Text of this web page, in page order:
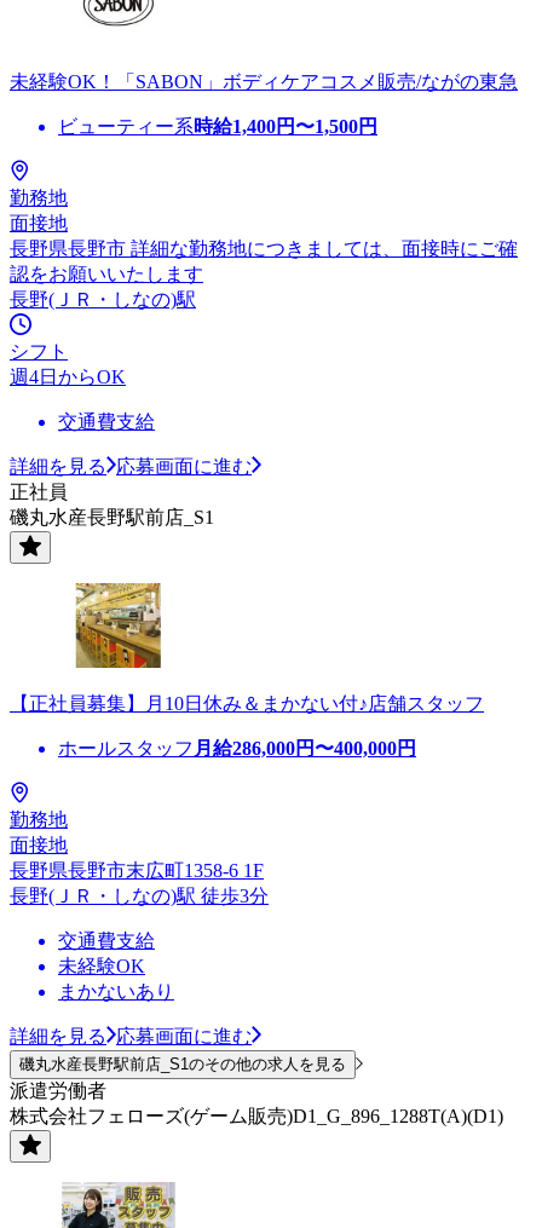
未経験OK！「SABON」ボディケアコスメ販売/ながの東急
ビューティー系時給1,400円〜1,500円
勤務地
面接地
長野県長野市 詳細な勤務地につきましては、面接時にご確
認をお願いいたします
長野(ＪＲ・しなの)駅
シフト
週4日からOK
交通費支給
詳細を見る
応募画面に進む
正社員
磯丸水産長野駅前店_S1
【正社員募集】月10日休み＆まかない付♪店舗スタッフ
ホールスタッフ 月給286,000円〜400,000円
勤務地
面接地
長野県長野市末広町1358-6 1F
長野(ＪＲ・しなの)駅 徒歩3分
交通費支給
未経験OK
まかないあり
詳細を見る 応募画面に進む
磯丸水産長野駅前店_S1のその他の求人を見る
派遣労働者
株式会社フェローズ(ゲーム販売)D1_G_896_1288T(A)(D1)